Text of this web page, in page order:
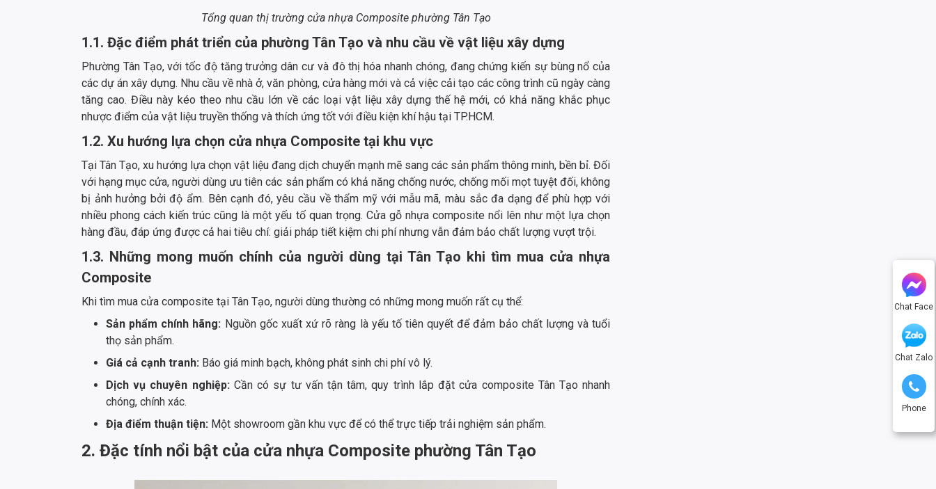
Chat Face
Chat Zalo
Phone
Tổng quan thị trường cửa nhựa Composite phường Tân Tạo
1.1. Đặc điểm phát triển của phường Tân Tạo và nhu cầu về vật liệu xây dựng
Phường Tân Tạo, với tốc độ tăng trưởng dân cư và đô thị hóa nhanh chóng, đang chứng kiến sự bùng nổ của
các dự án xây dựng. Nhu cầu về nhà ở, văn phòng, cửa hàng mới và cả việc cải tạo các công trình cũ ngày càng
tăng cao. Điều này kéo theo nhu cầu lớn về các loại vật liệu xây dựng thế hệ mới, có khả năng khắc phục
nhược điểm của vật liệu truyền thống và thích ứng tốt với điều kiện khí hậu tại TP.HCM.
1.2. Xu hướng lựa chọn cửa nhựa Composite tại khu vực
Tại Tân Tạo, xu hướng lựa chọn vật liệu đang dịch chuyển mạnh mẽ sang các sản phẩm thông minh, bền bỉ. Đối
với hạng mục cửa, người dùng ưu tiên các sản phẩm có khả năng chống nước, chống mối mọt tuyệt đối, không
bị ảnh hưởng bởi độ ẩm. Bên cạnh đó, yêu cầu về thẩm mỹ với mẫu mã, màu sắc đa dạng để phù hợp với
nhiều phong cách kiến trúc cũng là một yếu tố quan trọng. Cửa gỗ nhựa composite nổi lên như một lựa chọn
hàng đầu, đáp ứng được cả hai tiêu chí: giải pháp tiết kiệm chi phí nhưng vẫn đảm bảo chất lượng vượt trội.
1.3. Những mong muốn chính của người dùng tại Tân Tạo khi tìm mua cửa nhựa
Composite
Khi tìm mua cửa composite tại Tân Tạo, người dùng thường có những mong muốn rất cụ thể:
Sản phẩm chính hãng: Nguồn gốc xuất xứ rõ ràng là yếu tố tiên quyết để đảm bảo chất lượng và tuổi
thọ sản phẩm.
Giá cả cạnh tranh: Báo giá minh bạch, không phát sinh chi phí vô lý.
Dịch vụ chuyên nghiệp: Cần có sự tư vấn tận tâm, quy trình lắp đặt cửa composite Tân Tạo nhanh
chóng, chính xác.
Địa điểm thuận tiện: Một showroom gần khu vực để có thể trực tiếp trải nghiệm sản phẩm.
2. Đặc tính nổi bật của cửa nhựa Composite phường Tân Tạo